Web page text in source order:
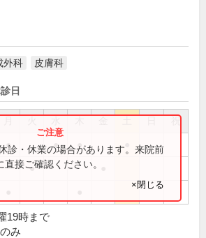
外科 皮膚科
日
祝
● ● ●
●
診・休業の場合があります。来院前
接ご確認ください。
×閉じる
19時まで
み